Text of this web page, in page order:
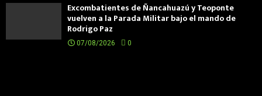
Excombatientes de Ñancahuazú y Teoponte
vuelven a la Parada Militar bajo el mando de
Rodrigo Paz
07/08/2026 0